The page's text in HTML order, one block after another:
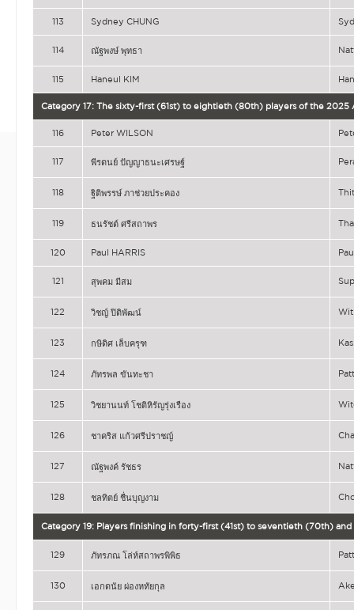
113 Sydney CHUNG
114 ณัฐพงษ์ พุทธา
115 Haneul KIM
Category 17: The sixty-first (61st) to eightieth (80th) players of the 2025
116 Peter WILSON
117 พีรดนย์ ปัญญาธนะเศรษฐ์
118 ฐิติพรรษ์ ภาช่วยประคอง
119 ธนรัชต์ ศรีสถาพร
120 Paul HARRIS
121 สุพคม มีสม
122 วิชญ์ ปิติพัฒน์ Wit
123 กษิดิศ เล็บครุฑ
124 ภัทรพล ขันทะชา
125 วิชยานนท์ โชติหิรัญรุ่งเรือง
126 ชาคริส แก้วศรีปราชญ์
127 ณัฐพงค์ รัชธร
128 ชลทิตย์ ชื่นบุญงาม
Category 19: Players finishing in forty-first (41st) to seventieth (70th)
129 ภัทรภณ โล่ห์สถาพรพิพิธ
130 เอกดนัย ผ่องหทัยกุล